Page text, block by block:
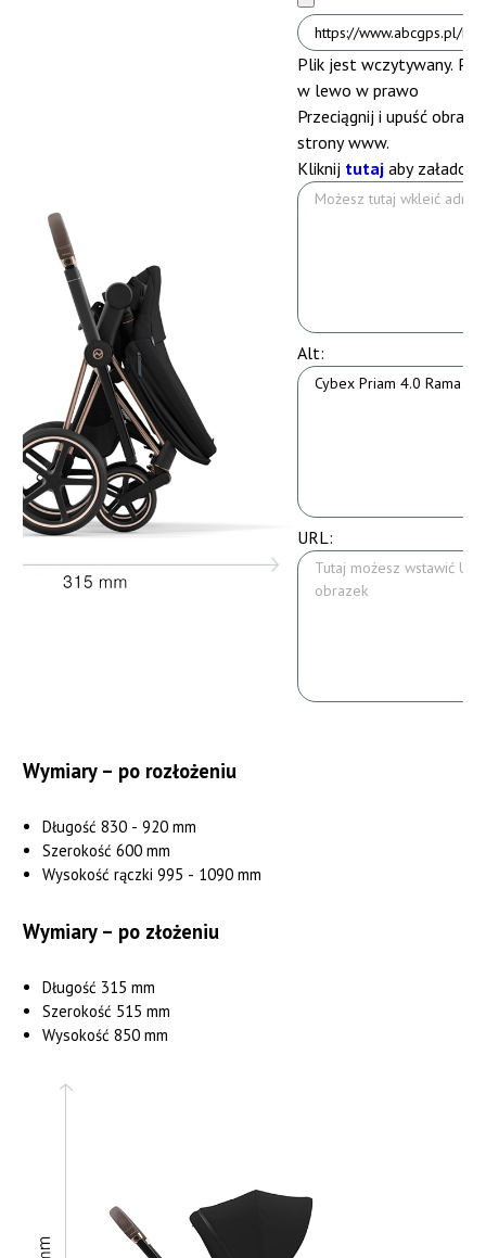
Plik jest wczytywany.
w lewo w prawo
Przeciągnij i upuść
strony www.
Kliknij tutajaby
Alt:
URL:
Wymiary – po rozłożeniu
Długość 830 - 920 mm
Szerokość 600 mm
Wysokość rączki 995 - 1090 mm
Wymiary – po złożeniu
Długość 315 mm
Szerokość 515 mm
Wysokość 850 mm